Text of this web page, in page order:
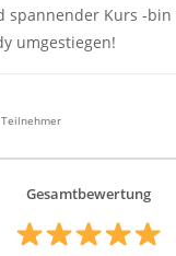
spannender Kurs -bin
umgestiegen!
Gesamtbewertung